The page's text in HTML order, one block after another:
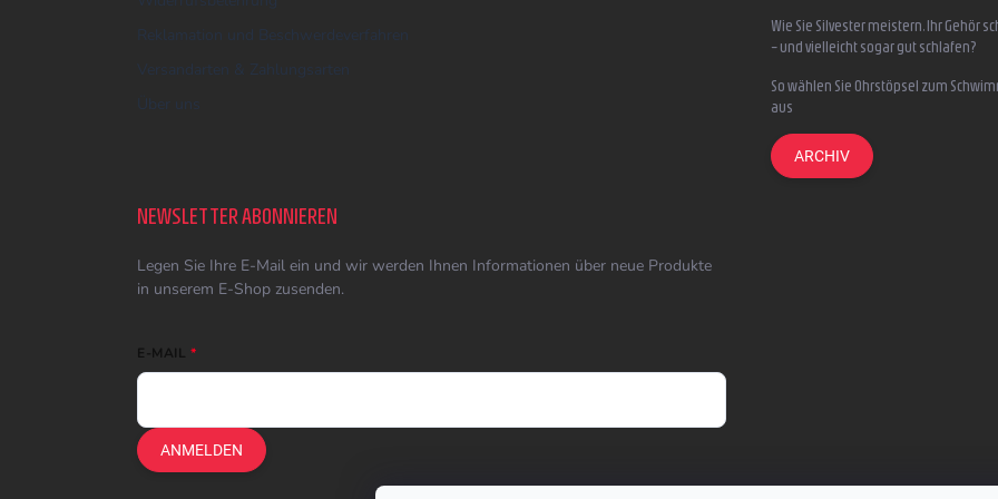
Reklamation und Beschwerdeverfahren
Versandarten & Zahlungsarten
Über uns
Wie Sie Silvester meistern, Ihr Gehör
– und vielleicht sogar gut schlafen?
So wählen Sie Ohrstöpsel zum
aus
ARCHIV
NEWSLETTER ABONNIEREN
Legen Sie Ihre E-Mail ein und wir werden Ihnen Informationen über neue Produkte
in unserem E-Shop zusenden.
E-MAIL
ANMELDEN